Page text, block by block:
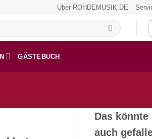
Über ROHDEMUSIK.DE
GÄSTEBUCH
Das könnte
auch